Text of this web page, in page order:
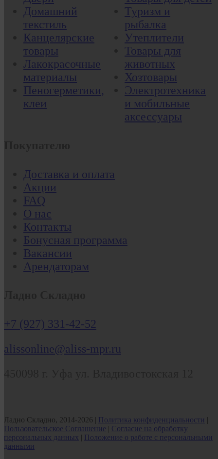
Домашний
текстиль
Канцелярские
товары
Лакокрасочные
материалы
Пеногерметики,
клеи
Туризм и
рыбалка
Утеплители
Товары для
животных
Хозтовары
Электротехника
и мобильные
аксессуары
Доставка и оплата
Акции
FAQ
О нас
Контакты
Бонусная программа
Вакансии
Арендаторам
+7 (927) 331-42-52
alissonline@aliss-mpr.ru
Ладно Складно, 2014-2026 | Политика конфиденциальности |
Пользовательское Соглашение | Согласие на обработку
персональных данных | Положение о работе с персональными
данными